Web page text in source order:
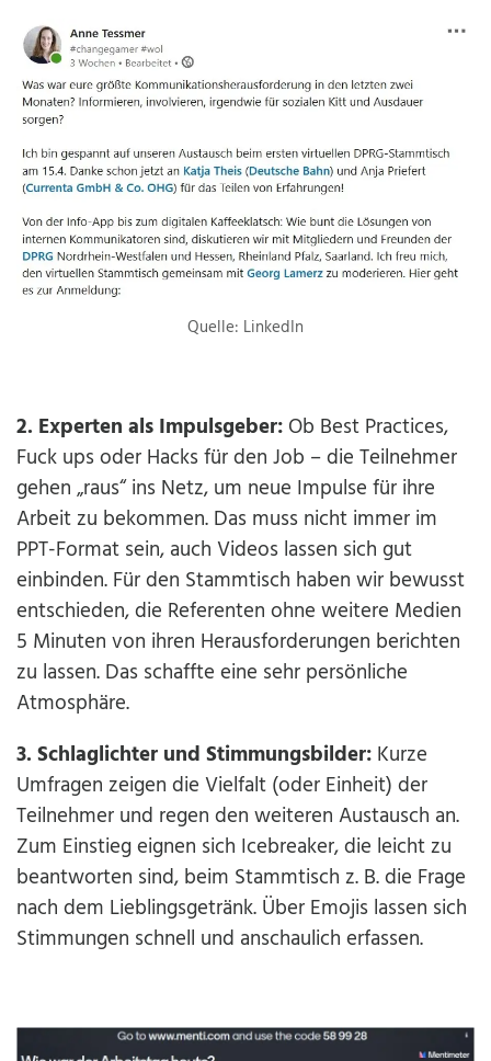
Quelle: LinkedIn
2. Experten als Impulsgeber: Ob Best Practices,
Fuck ups oder Hacks für den Job – die Teilnehmer
gehen „raus“ ins Netz, um neue Impulse für ihre
Arbeit zu bekommen. Das muss nicht immer im
PPT-Format sein, auch Videos lassen sich gut
einbinden. Für den Stammtisch haben wir bewusst
entschieden, die Referenten ohne weitere Medien
5 Minuten von ihren Herausforderungen berichten
zu lassen. Das schaffte eine sehr persönliche
Atmosphäre.
3. Schlaglichter und Stimmungsbilder: Kurze
Umfragen zeigen die Vielfalt (oder Einheit) der
Teilnehmer und regen den weiteren Austausch an.
Zum Einstieg eignen sich Icebreaker, die leicht zu
beantworten sind, beim Stammtisch z. B. die Frage
nach dem Lieblingsgetränk. Über Emojis lassen sich
Stimmungen schnell und anschaulich erfassen.